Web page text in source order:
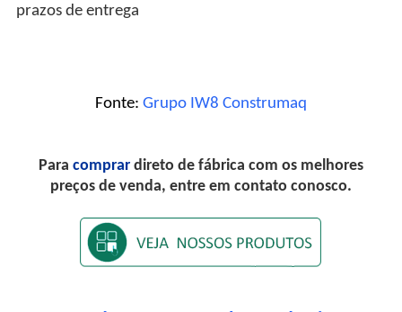
prazos de entrega
Fonte: Grupo IW8 Construmaq
Para comprar direto de fábrica com os melhores
preços de venda, entre em contato conosco.